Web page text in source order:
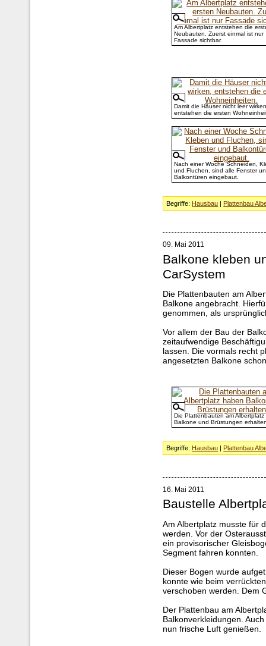
Am Albertplatz entstehen die
Neubauten. Zuerst einmal ist nur
Fassade sichtbar.
Damit die Häuser nicht leer
entstehen die ersten
Nach einer Woche Schneiden,
und Fluchen, sind alle Fenster
Balkontüren eingebaut.
Begriffe: Hausbau | Plattenbau
09. Mai 2011
Balkone kleben
CarSystem
Die Plattenbauten am
Balkone angebracht.
genommen, als
Vor allem der Bau der
zeitaufwendige
lassen. Die vormals recht
angesetzten Balkone
Die Plattenbauten am Albertplatz
Balkone und Brüstungen
Begriffe: Hausbau Plattenbau
16. Mai 2011
Baustelle
Am Albertplatz musste für
werden. Vor der
ein provisorischer
Segment fahren konnten.
Dieser Bogen wurde
konnte wie beim
verschoben werden. Dem
Der Plattenbau am
Balkonverkleidungen.
nun frische Luft genießen.